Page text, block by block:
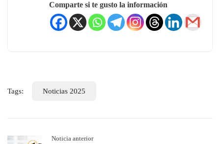
Comparte si te gusto la información
Tags: Noticias 2025
Noticia anterior